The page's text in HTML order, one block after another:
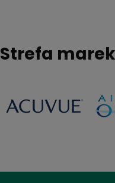
Strefa marek